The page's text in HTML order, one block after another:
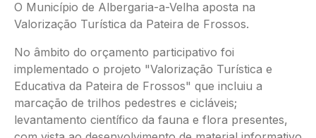
O Município de Albergaria-a-Velha aposta na
Valorização Turística da Pateira de Frossos.
No âmbito do orçamento participativo foi
implementado o projeto "Valorização Turística e
Educativa da Pateira de Frossos" que incluiu a
marcação de trilhos pedestres e cicláveis;
levantamento científico da fauna e flora presentes,